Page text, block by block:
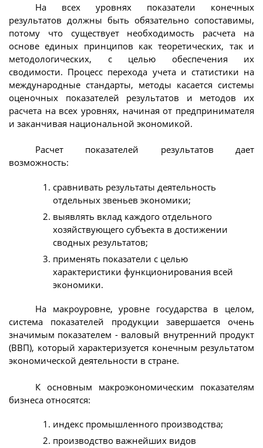
На всех уровнях показатели конечных
результатов должны быть обязательно сопоставимы,
потому что существует необходимость расчета на
основе единых принципов как теоретических, так и
методологических, с целью обеспечения их
сводимости. Процесс перехода учета и статистики на
международные стандарты, методы касается системы
оценочных показателей результатов и методов их
расчета на всех уровнях, начиная от предпринимателя
и заканчивая национальной экономикой.
Расчет показателей результатов дает
возможность:
сравнивать результаты деятельность
отдельных звеньев экономики;
выявлять вклад каждого отдельного
хозяйствующего субъекта в достижении
сводных результатов;
применять показатели с целью
характеристики функционирования всей
экономики.
На макроуровне, уровне государства в целом,
система показателей продукции завершается очень
значимым показателем - валовый внутренний продукт
(ВВП), который характеризуется конечным результатом
экономической деятельности в стране.
К основным макроэкономическим показателям
бизнеса относятся:
индекс промышленного производства;
производство важнейших видов